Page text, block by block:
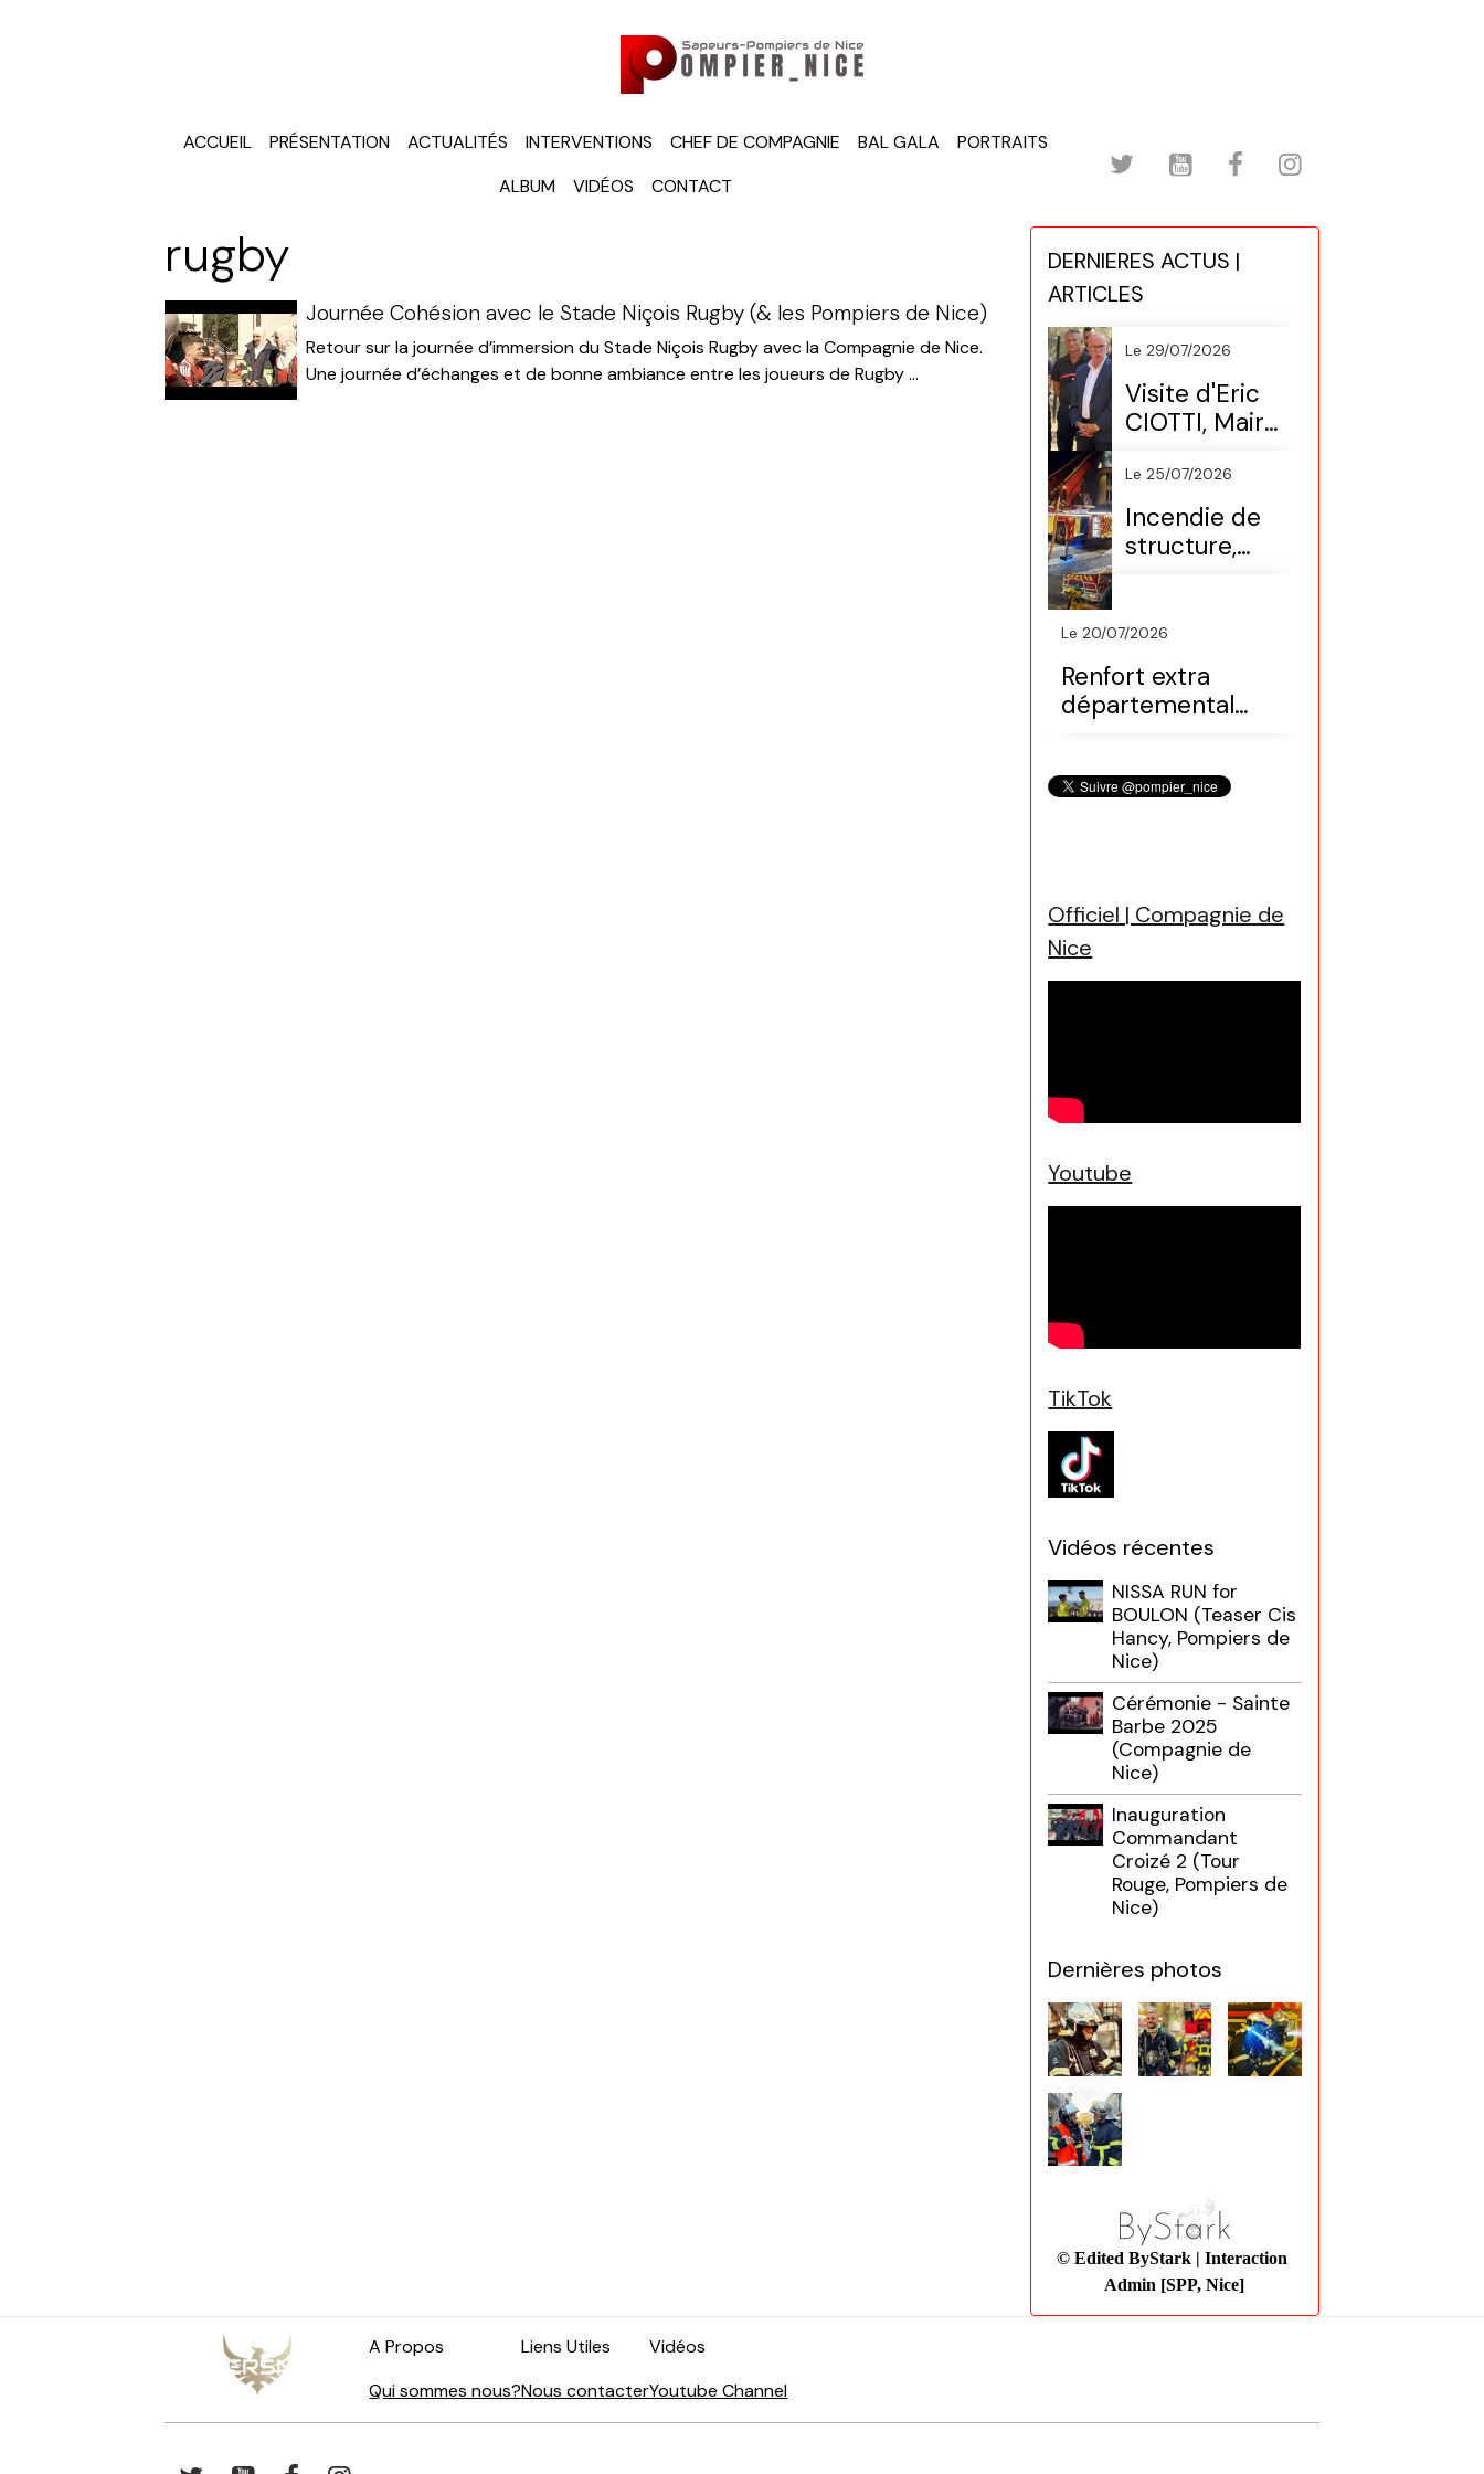
ACCUEIL PRÉSENTATION ACTUALITÉS INTERVENTIONS CHEF DE COMPAGNIE BAL GALA
PORTRAITS
ALBUM
VIDÉOS CONTACT
rugby
Journée Cohésion avec le Stade Niçois Rugby (& les Pompiers de Nice)
Retour sur la journée d’immersion du Stade Niçois Rugby avec la Compagnie de Nice.
Une journée d’échanges et de bonne ambiance entre les joueurs de Rugby ...
DERNIERES ACTUS |
ARTICLES
Le 29/07/2026
Visite d'Eric
CIOTTI, Maire
(Préventive
FDF)
Le 25/07/2026
Incendie de
structure,
nord)
Le 20/07/2026
Renfort extra
départemental
Officiel | Compagnie de
Nice
Youtube
TikTok
Vidéos récentes
NISSA RUN for
BOULON (Teaser Cis
Hancy, Pompiers de
Nice)
Cérémonie - Sainte
Barbe 2025
(Compagnie de
Nice)
Inauguration
Commandant
Croizé 2 (Tour
Rouge, Pompiers de
Nice)
Dernières photos
© Edited ByStark | Interaction
Admin [SPP, Nice]
A Propos
Qui sommes nous?
Liens Utiles
Nous contacter
Vidéos
Youtube Channel